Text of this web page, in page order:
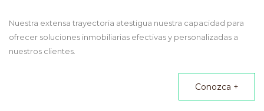
Nuestra extensa trayectoria atestigua nuestra capacidad para
ofrecer soluciones inmobiliarias efectivas y personalizadas a
nuestros clientes.
Conozca +